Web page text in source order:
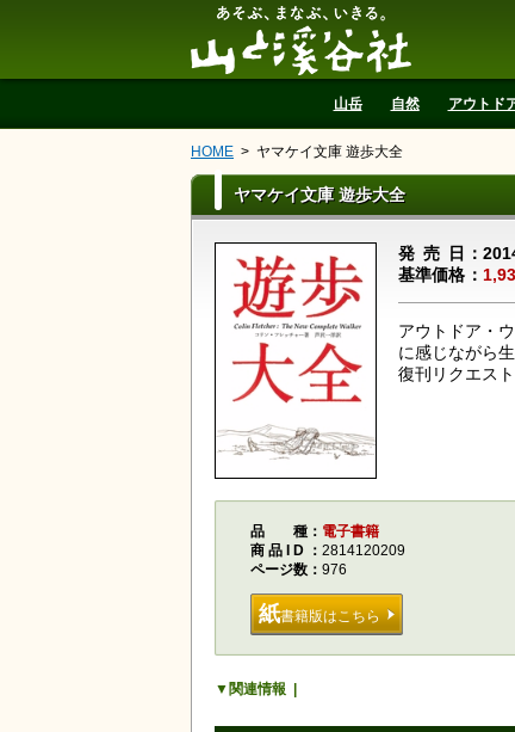
山岳 自然 アウトド
HOME ヤマケイ文庫 遊歩大全
ヤマケイ文庫 遊歩大全
発売日
基準価格
アウトドア・
に感じながら
復刊リクエス
品種電子書籍
商品ID
2814120209
ページ数
976
紙書籍版はこちら
関連情報